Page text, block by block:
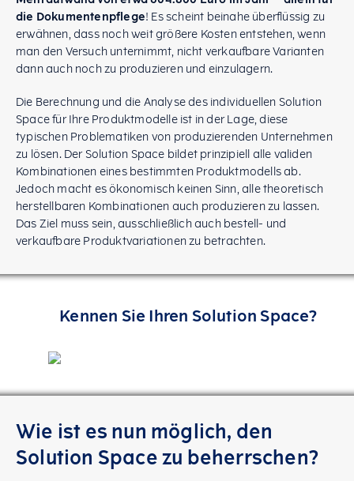
die Dokumentenpflege! Es scheint beinahe überflüssig zu
erwähnen, dass noch weit größere Kosten entstehen, wenn
man den Versuch unternimmt, nicht verkaufbare Varianten
dann auch noch zu produzieren und einzulagern.
Die Berechnung und die Analyse des individuellen Solution
Space für Ihre Produktmodelle ist in der Lage, diese
typischen Problematiken von produzierenden Unternehmen
zu lösen. Der Solution Space bildet prinzipiell alle validen
Kombinationen eines bestimmten Produktmodells ab.
Jedoch macht es ökonomisch keinen Sinn, alle theoretisch
herstellbaren Kombinationen auch produzieren zu lassen.
Das Ziel muss sein, ausschließlich auch bestell- und
verkaufbare Produktvariationen zu betrachten.
Kennen Sie Ihren Solution Space?
Wie ist es nun möglich, den
Solution Space zu beherrschen?